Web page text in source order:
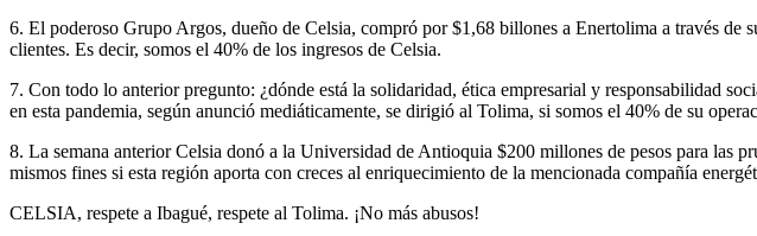
6. El poderoso Grupo Argos, dueño de Celsia, compró por $1,68 billones a Enertolima a través
clientes. Es decir, somos el 40% de los ingresos de Celsia.
7. Con todo lo anterior pregunto: ¿dónde está la solidaridad, ética empresarial y responsabilidad
en esta pandemia, según anunció mediáticamente, se dirigió al Tolima, si somos el 40% de su
8. La semana anterior Celsia donó a la Universidad de Antioquia $200 millones de pesos para
mismos fines si esta región aporta con creces al enriquecimiento de la mencionada compañía
CELSIA, respete a Ibagué, respete al Tolima. ¡No más abusos!